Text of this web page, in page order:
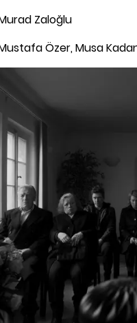
Zaloğlu
Özer, Musa